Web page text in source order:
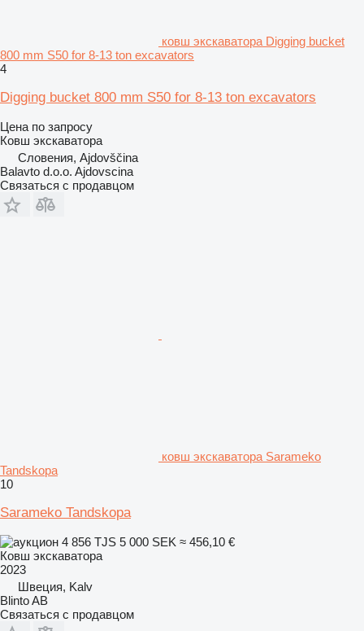
ковш экскаватора Digging bucket
800 mm S50 for 8-13 ton excavators
4
Digging bucket 800 mm S50 for 8-13 ton excavators
Цена по запросу
Ковш экскаватора
Словения, Ajdovščina
Balavto d.o.o. Ajdovscina
Связаться с продавцом
ковш экскаватора Sarameko
Tandskopa
10
Sarameko Tandskopa
4 856 TJS 5 000 SEK ≈ 456,10 €
Ковш экскаватора
2023
Швеция, Kalv
Blinto AB
Связаться с продавцом